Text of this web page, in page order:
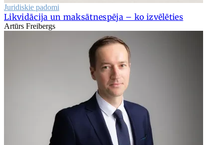
Juridiskie padomi
Likvidācija un maksātnespēja – ko izvēlēties
Artūrs Freibergs